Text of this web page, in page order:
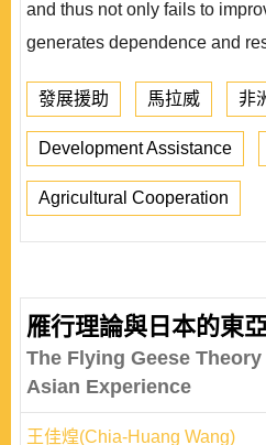
and thus not only fails to
generates dependence and
發展援助 馬拉威 非
Development Assistance
Agricultural Cooperation
雁行理論與日本的東
The Flying Geese
Asian Experience
王佳煌(Chia-Huang Wang)